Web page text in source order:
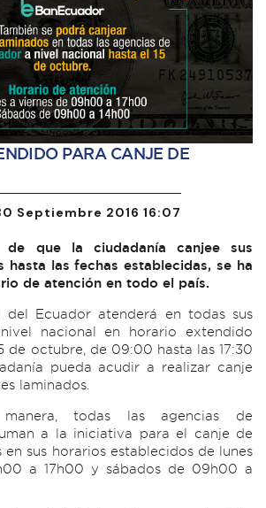
PARA CANJE DE
Septiembre 2016 16:07
que la ciudadanía canjee sus
hasta las fechas establecidas, se ha
de atención en todo el país.
del Ecuador atenderá en todas sus
nacional en horario extendido
de octubre, de 09:00 hasta las 17:30
pueda acudir a realizar canje
laminados.
todas las agencias de
a la iniciativa para el canje de
en sus horarios establecidos de lunes
a 17h00 y sábados de 09h00 a